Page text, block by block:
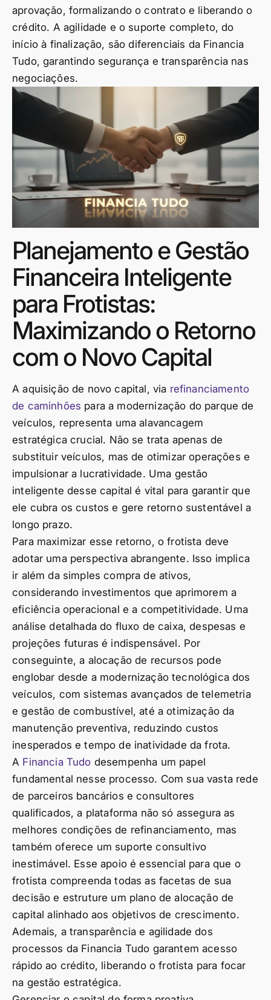
aprovação, formalizando o contrato e liberando o
crédito. A agilidade e o suporte completo, do
início à finalização, são diferenciais da Financia
Tudo, garantindo segurança e transparência nas
negociações.
Planejamento e Gestão
Financeira Inteligente
para Frotistas:
Maximizando o Retorno
com o Novo Capital
A aquisição de novo capital, via refinanciamento
de caminhões para a modernização do parque de
veículos, representa uma alavancagem
estratégica crucial. Não se trata apenas de
substituir veículos, mas de otimizar operações e
impulsionar a lucratividade. Uma gestão
inteligente desse capital é vital para garantir que
ele cubra os custos e gere retorno sustentável a
longo prazo.
Para maximizar esse retorno, o frotista deve
adotar uma perspectiva abrangente. Isso implica
ir além da simples compra de ativos,
considerando investimentos que aprimorem a
eficiência operacional e a competitividade. Uma
análise detalhada do fluxo de caixa, despesas e
projeções futuras é indispensável. Por
conseguinte, a alocação de recursos pode
englobar desde a modernização tecnológica dos
veículos, com sistemas avançados de telemetria
e gestão de combustível, até a otimização da
manutenção preventiva, reduzindo custos
inesperados e tempo de inatividade da frota.
A Financia Tudo desempenha um papel
fundamental nesse processo. Com sua vasta rede
de parceiros bancários e consultores
qualificados, a plataforma não só assegura as
melhores condições de refinanciamento, mas
também oferece um suporte consultivo
inestimável. Esse apoio é essencial para que o
frotista compreenda todas as facetas de sua
decisão e estruture um plano de alocação de
capital alinhado aos objetivos de crescimento.
Ademais, a transparência e agilidade dos
processos da Financia Tudo garantem acesso
rápido ao crédito, liberando o frotista para focar
na gestão estratégica.